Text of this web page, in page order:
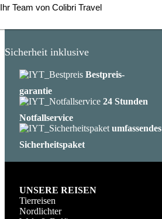
Ihr Team von Colibri Travel
Sicherheit inklusive
Bestpreis-
garantie
24 Stunden
Notfallservice
umfassendes
Sicherheitspaket
UNSERE REISEN
Tierreisen
Nordlichter